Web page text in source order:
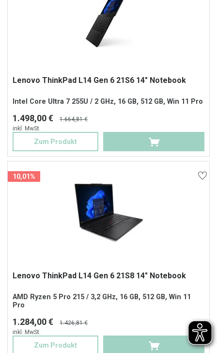
Lenovo ThinkPad L14 Gen 6 21S6 14" Notebook
Intel Core Ultra 7 255U / 2 GHz, 16 GB, 512 GB, Win 11 Pro
1.498,00 €
1.664,81 €
inkl. MwSt.
Zum Produkt
10,01%
Lenovo ThinkPad L14 Gen 6 21S8 14" Notebook
AMD Ryzen 5 Pro 215 / 3,2 GHz, 16 GB, 512 GB, Win 11
Pro
1.284,00 €
1.426,81 €
inkl. MwSt.
Zum Produkt